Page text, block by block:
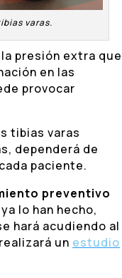
varas.
presión extra que
en las
provocar
tibias varas
dependerá de
paciente.
preventivo
lo han hecho,
hará acudiendo al
un estudio